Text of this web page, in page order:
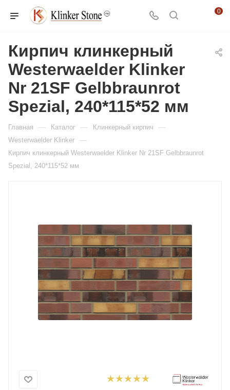
0
Кирпич клинкерный
Westerwaelder Klinker
Nr 21SF Gelbbraunrot
Spezial, 240*115*52 мм
Главная — Каталог — Клинкерный кирпич —
Westerwaelder Klinker —
Кирпич клинкерный Westerwaelder Klinker Nr 21SF Gelbbraunrot
Spezial, 240*115*52 мм